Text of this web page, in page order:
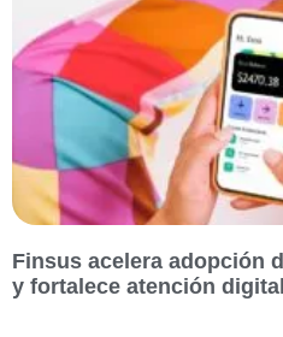
Finsus acelera adopción
y fortalece atención digital